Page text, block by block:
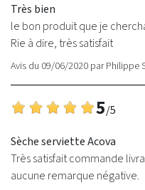
Très bien
le bon produit que je
Rie à dire, très satisfait
Avis du 09/06/2020 parPhilippe
5/5
Sèche serviette Acova
Très satisfait commande
aucune remarque négative.